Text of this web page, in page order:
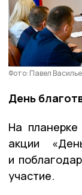
Фото: Павел
День
На
акции
и
участие.